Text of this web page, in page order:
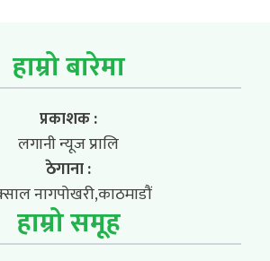
हाम्रो बारेमा
प्रकाशक :
लगानी न्यूज प्रालि
ठेगाना :
नागपोखरी,काठमाडौं
हाम्रो समूह